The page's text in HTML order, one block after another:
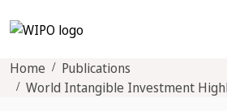
Home
Publications
World Intangible Investment